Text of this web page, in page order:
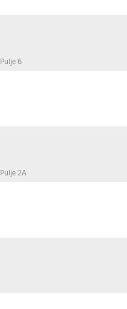
Pulje 6
Pulje 2A